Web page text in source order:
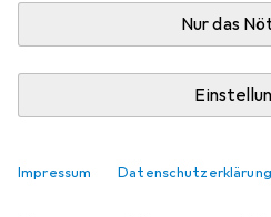
Nur das
Impressum Datenschutzerklärung
Zwischen Do, 13.8. und Sa,
Nur 4 Stück an Lager beim
1 Stück
2 Stück
3